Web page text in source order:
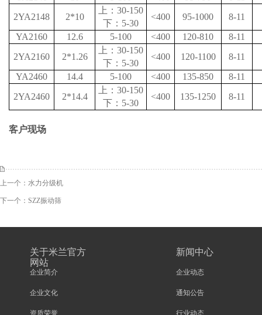
2YA2148
2*10
上：30-150
下：5-30
<400 95-1000
8-11
YA2160
12.6 5-100 <400 120-810
8-11
2YA2160
2*1.26
上：30-150
下：5-30
<400 120-1100
8-11
YA2460
14.4 5-100 <400 135-850
8-11
2YA2460
2*14.4
上：30-150
下：5-30
<400 135-1250 8-11
客户现场
上一个： 水力分级机
下一个： SZZ振动筛
关于米兰官方
网站
企业简介
企业文化
资质荣誉
新闻中心
企业动态
通知公告
行业动态